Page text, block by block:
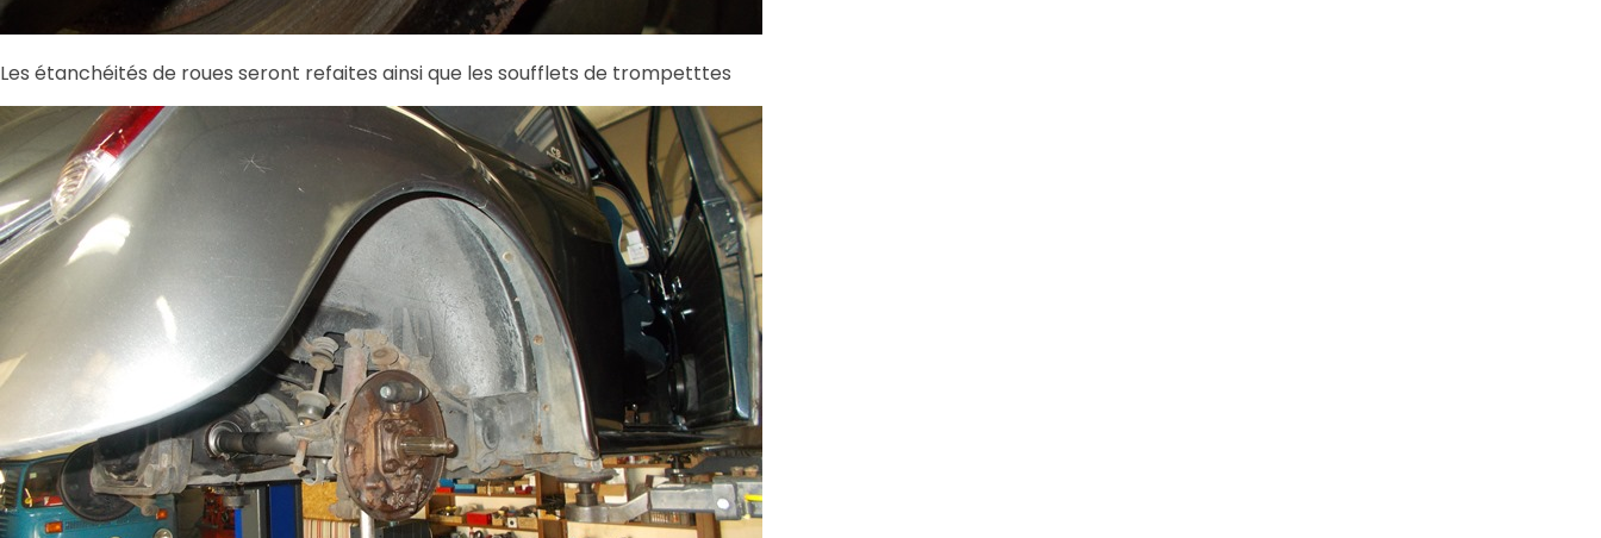
Les étanchéités de roues seront refaites ainsi que les soufflets de trompetttes